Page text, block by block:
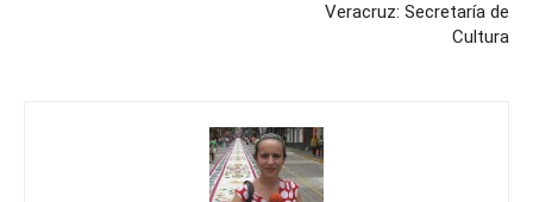
Veracruz: Secretaría de
Cultura